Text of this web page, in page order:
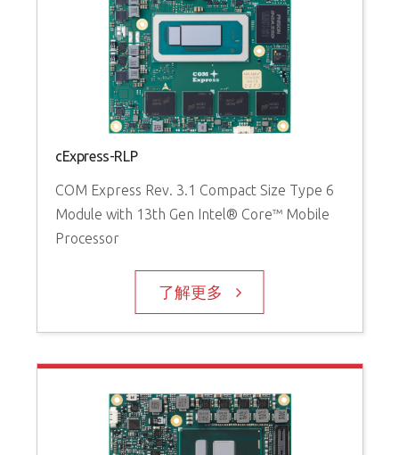
cExpress-RLP
COM Express Rev. 3.1 Compact Size Type 6
Module with 13th Gen Intel® Core™ Mobile
Processor
了解更多